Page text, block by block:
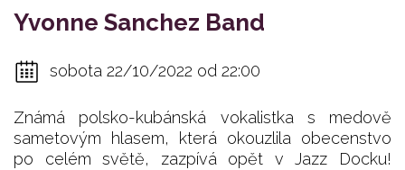
Yvonne Sanchez Band
sobota 22/10/2022 od 22:00
Známá polsko-kubánská vokalistka s medově
sametovým hlasem, která okouzlila obecenstvo
po celém světě, zazpívá opět v Jazz Docku!